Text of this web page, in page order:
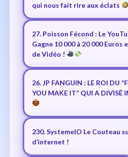
qui nous fait rire aux éclats
27. Poisson Fécond : Le
Gagne 10 000 à 20 000 Euros
de Vidéo !
26. JP FANGUIN : LE ROI DU
YOU MAKE IT” QUI A DIVISÉ
230. SystemeIO Le Couteau
d’internet !